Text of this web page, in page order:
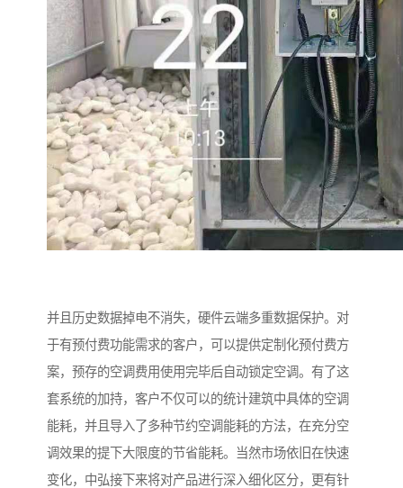
并且历史数据掉电不消失，硬件云端多重数据保护。对
于有预付费功能需求的客户，可以提供定制化预付费方
案，预存的空调费用使用完毕后自动锁定空调。有了这
套系统的加持，客户不仅可以的统计建筑中具体的空调
能耗，并且导入了多种节约空调能耗的方法，在充分空
调效果的提下大限度的节省能耗。当然市场依旧在快速
变化，中弘接下来将对产品进行深入细化区分，更有针